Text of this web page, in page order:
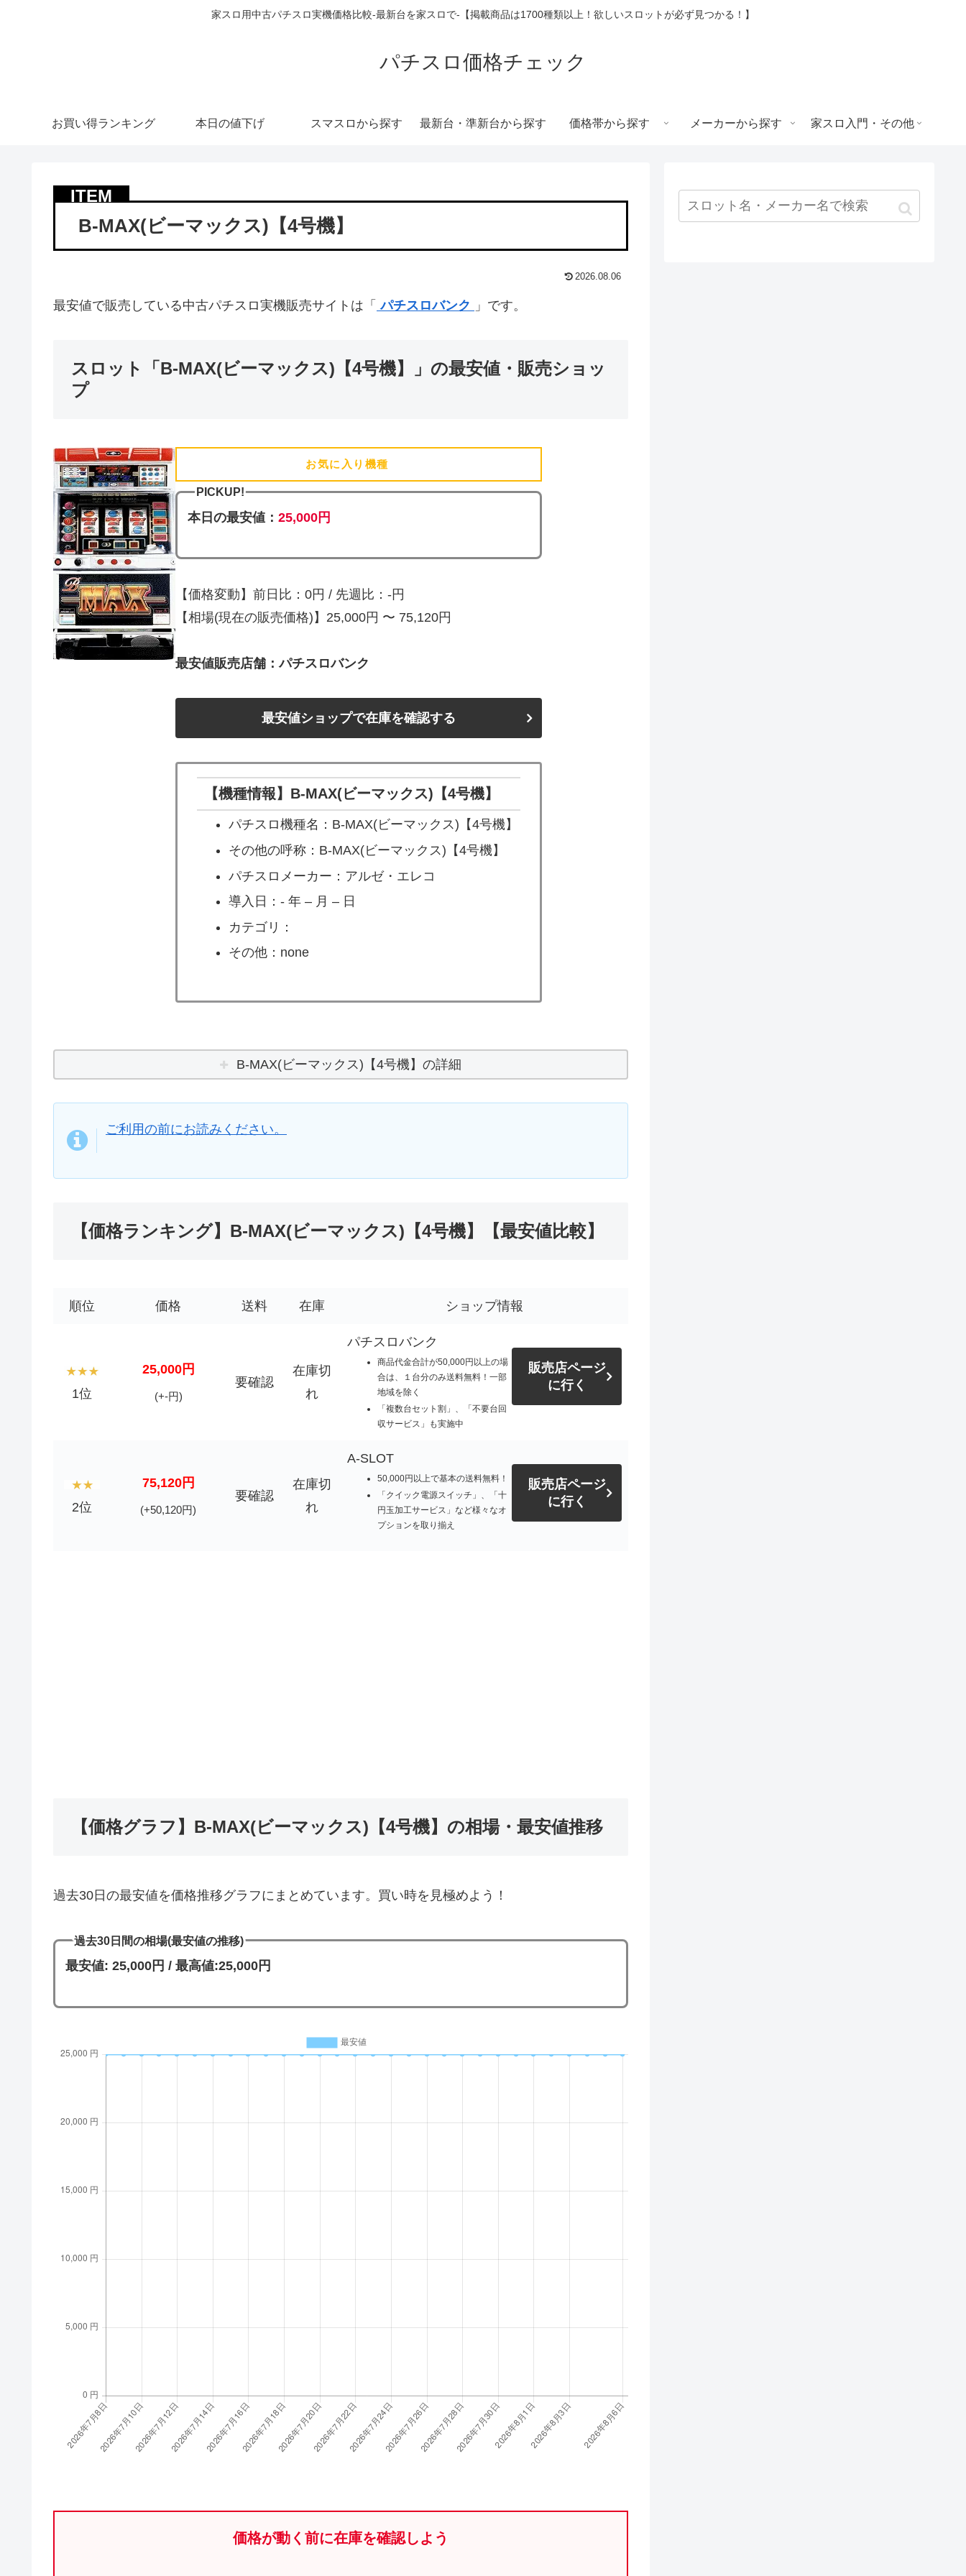
家スロ用中古パチスロ実機価格比較-最新台を家スロで-【掲載商品は1700種類以上！欲しいスロットが必ず見つかる！】
パチスロ価格チェック
お買い得ランキング 本日の値下げ スマスロから探す 最新台・準新台から探す 価格帯から探す メーカーから探す 家スロ入門・その他
B-MAX(ビーマックス)【4号機】
2026.08.06
最安値で販売している中古パチスロ実機販売サイトは「 パチスロバンク 」です。
スロット「B-MAX(ビーマックス)【4号機】」の最安値・販売ショッ
プ
お気に入り機種
PICKUP!
本日の最安値：25,000円
【価格変動】前日比：0円 / 先週比：-円
【相場(現在の販売価格)】25,000円 〜 75,120円
最安値販売店舗：パチスロバンク
最安値ショップで在庫を確認する
【機種情報】B-MAX(ビーマックス)【4号機】
パチスロ機種名：B-MAX(ビーマックス)【4号機】
その他の呼称：B-MAX(ビーマックス)【4号機】
パチスロメーカー：アルゼ・エレコ
導入日：- 年 – 月 – 日
カテゴリ：
その他：none
B-MAX(ビーマックス)【4号機】の詳細
ご利用の前にお読みください。
【価格ランキング】B-MAX(ビーマックス)【4号機】【最安値比較】
順位 価格 送料 在庫 ショップ情報
1位
25,000円
(+-円)
要確認
在庫切
れ
パチスロバンク
商品代金合計が50,000円以上の場
合は、１台分のみ送料無料！一部
地域を除く
「複数台セット割」、「不要台回
収サービス」も実施中
販売店ページ
に行く
2位
75,120円
(+50,120円)
要確認
在庫切
れ
A-SLOT
50,000円以上で基本の送料無料！
「クイック電源スイッチ」、「十
円玉加工サービス」など様々なオ
プションを取り揃え
販売店ページ
に行く
【価格グラフ】B-MAX(ビーマックス)【4号機】の相場・最安値推移
過去30日の最安値を価格推移グラフにまとめています。買い時を見極めよう！
過去30日間の相場(最安値の推移)
最安値: 25,000円 / 最高値:25,000円
価格が動く前に在庫を確認しよう